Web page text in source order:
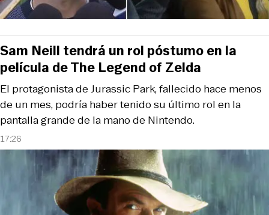
17:26
El protagonista de Jurassic Park, fallecido hace menos
de un mes, podría haber tenido su último rol en la
pantalla grande de la mano de Nintendo.
Sam Neill tendrá un rol póstumo en la
película de The Legend of Zelda